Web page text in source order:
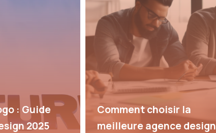
: Guide
2025
Comment choisir la
meilleure agence design